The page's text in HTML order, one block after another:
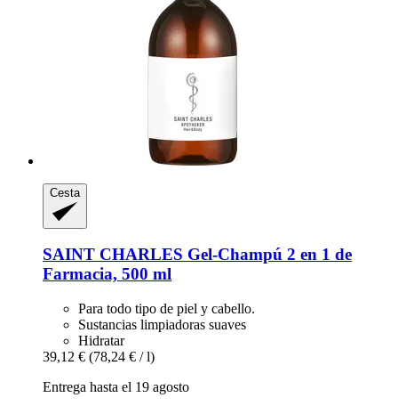
Cesta
SAINT CHARLES Gel-​Champú 2 en 1 de
Farmacia, 500 ml
Para todo tipo de piel y cabello.
Sustancias limpiadoras suaves
Hidratar
39,12 € (78,24 € / l)
Entrega hasta el 19 agosto